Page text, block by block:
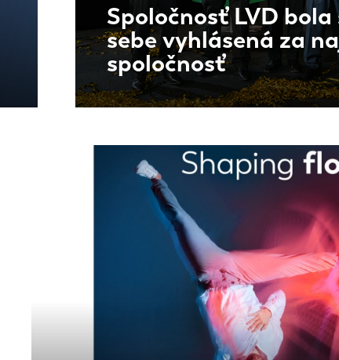
Spoločnosť LVD bola
sebe vyhlásená za
spoločnosť